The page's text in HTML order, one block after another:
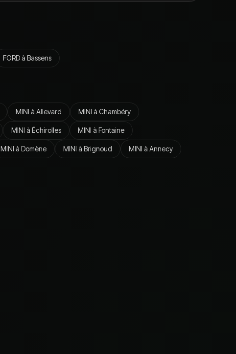
FORDà Bassens
MINI à Allevard MINI à Chambéry
MINI à Échirolles MINI à Fontaine
MINI à Domène MINI à Brignoud MINI à Annecy